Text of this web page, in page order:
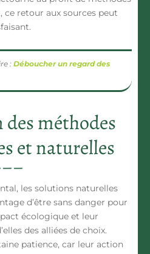
ce retour aux sources peut
: Déboucher un regard des
méthodes
et naturelles
les solutions naturelles
d’être sans danger pour
écologique et leur
des alliées de choix.
patience, car leur action